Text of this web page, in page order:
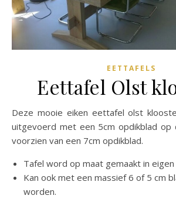
EETTAFELS
Eettafel Olst
Deze mooie eiken eettafel olst klooster word standaard
uitgevoerd met een 5cm opdikblad
voorzien van een 7cm opdikblad.
Tafel word op maat gemaakt in
Kan ook met een massief 6 of 5 cm
worden.